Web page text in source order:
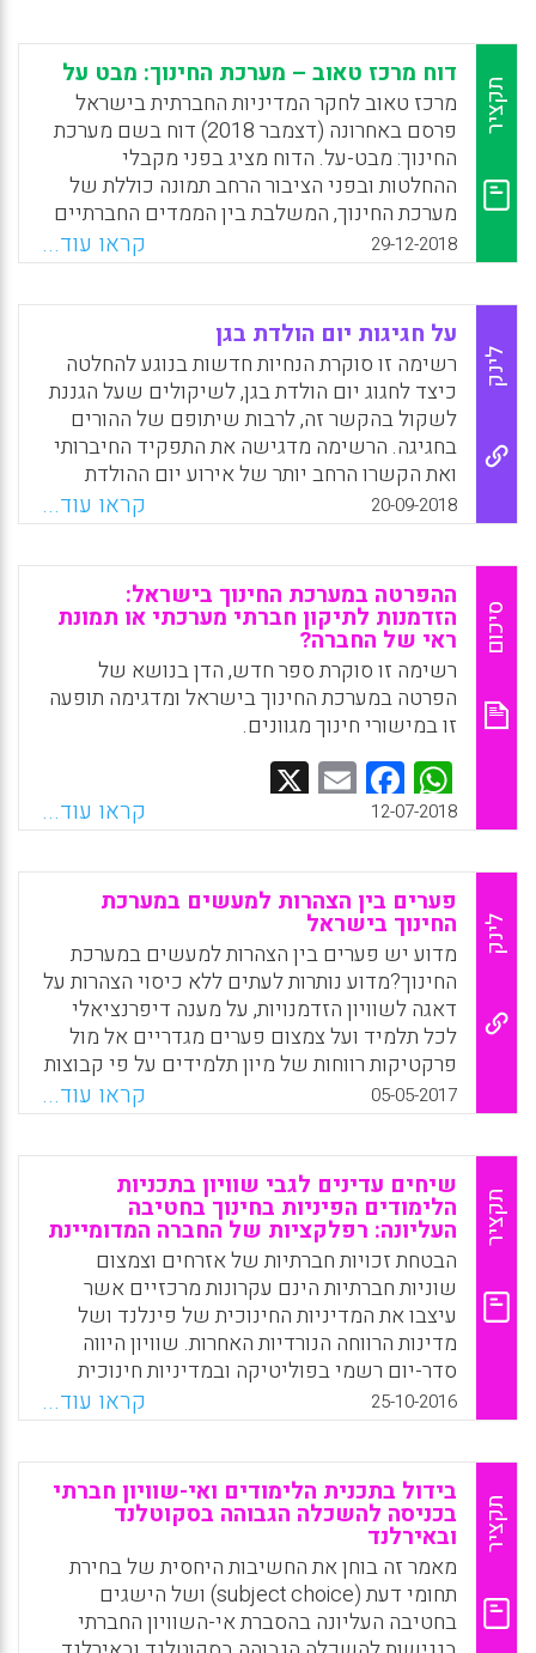
תקציר
דוח מרכז טאוב – מערכת החינוך: מבט על
מרכז טאוב לחקר המדיניות החברתית בישראל
פרסם באחרונה (דצמבר 2018) דוח בשם מערכת
החינוך: מבט-על. הדוח מציג בפני מקבלי
ההחלטות ובפני הציבור הרחב תמונה כוללת של
מערכת החינוך, המשלבת בין הממדים החברתיים
והכלליים בהתוויית המדיניות הציבורית. רבים
מהממצאים בדוח השנה מעודדים, ומציגים
התקדמות בשורה של מדדים במערכת החינוך
בישראל.
WhatsApp
Facebook
Email
X
29-12-2018 קראו עוד...
לינק
על חגיגות יום הולדת בגן
רשימה זו סוקרת הנחיות חדשות בנוגע להחלטה
כיצד לחגוג יום הולדת בגן, לשיקולים שעל הגננת
לשקול בהקשר זה, לרבות שיתופם של ההורים
בחגיגה. הרשימה מדגישה את התפקיד החיברותי
ואת הקשרו הרחב יותר של אירוע יום ההולדת
ומבקשת להשקיף על תפקיד זה בעת יישום
ההנחיות.
WhatsApp
Facebook
Email
X
20-09-2018 קראו עוד...
סיכום
ההפרטה במערכת החינוך בישראל:
הזדמנות לתיקון חברתי מערכתי או תמונת
ראי של החברה?
רשימה זו סוקרת ספר חדש, הדן בנושא של
הפרטה במערכת החינוך בישראל ומדגימה תופעה
זו במישורי חינוך מגוונים.
WhatsApp
Facebook
Email
12-07-2018 קראו עוד...
לינק
פערים בין הצהרות למעשים במערכת
החינוך בישראל
מדוע יש פערים בין הצהרות למעשים במערכת
החינוך?מדוע נותרות לעתים ללא כיסוי הצהרות על
דאגה לשוויון הזדמנויות, על מענה דיפרנציאלי
לכל תלמיד ועל צמצום פערים מגדריים אל מול
פרקטיקות רווחות של מיון תלמידים על פי קבוצות
יכולת, מתן מענה אחיד לכל התלמידים ושעתוק
המבנה החברתי?לפי התאוריה המוסדית החדשה
לפערים אלה יש תפקיד אדפטיבי, המאפשר את
המשך תפקודה של מערכת החינוך: הדרך
המיטבית שבה יכולים ארגוני חינוך להתמודד עם
ציפיות רבות, חלקן סותרות, המופנות אליהם ממגוון
שחקנים, היא להגיב בדרכים משתנות, מגוונות
ולעתים גם הן סותרות. למרות כישלונן לכאורה
במונחי יעילות, לדרכים אלה יש תוצאות טובות
מבחינת ההתאמה לשדה וגיוס משאבים.
WhatsApp
Facebook
Email
X
05-05-2017 קראו עוד...
תקציר
שיחים עדינים לגבי שוויון בתכניות
הלימודים הפיניות בחינוך בחטיבה
העליונה: רפלקציות של החברה המדומיינת
הבטחת זכויות חברתיות של אזרחים וצמצום
שוניות חברתיות הינם עקרונות מרכזיים אשר
עיצבו את המדיניות החינוכית של פינלנד ושל
מדינות הרווחה הנורדיות האחרות. שוויון היווה
סדר-יום רשמי בפוליטיקה ובמדיניות חינוכית
החל מהרפורמות הבית-ספריות המקיפות של שנות
השישים והשבעים של המאה העשרים. אולם,
המשגת השוויון לא הייתה יציבה, דבר המשקף את
האקלים הפוליטי שבו הטענות הפוליטיות נוצרו.
במאמר זה, המחברים מנתחים מסמכי תכניות
לימודים פיניות הנוגעים לחינוך בחטיבה העליונה
משנות השבעים של המאה העשרים ועד העשור
השני של המאה העשרים ואחת כדי לגלות כיצד
מוצגות המטרות של שוויון חינוכי (Lappalainen,
25-10-2016 קראו עוד...
תקציר
בידול בתכנית הלימודים ואי-שוויון חברתי
בכניסה להשכלה הגבוהה בסקוטלנד
ובאירלנד
מאמר זה בוחן את החשיבות היחסית של בחירת
תחומי דעת (subject choice) ושל הישגים
בחטיבה העליונה בהסברת אי-השוויון החברתי